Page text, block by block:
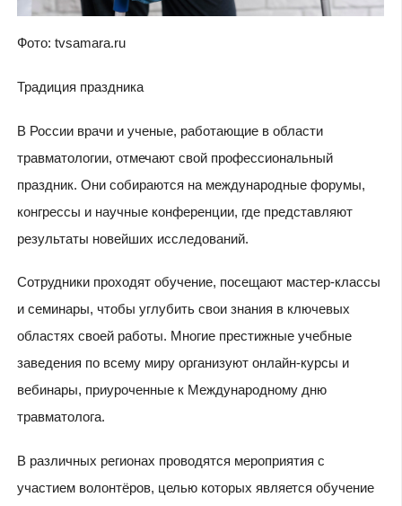
Фото: tvsamara.ru
Традиция праздника
В России врачи и ученые, работающие в области
травматологии, отмечают свой профессиональный
праздник. Они собираются на международные форумы,
конгрессы и научные конференции, где представляют
результаты новейших исследований.
Сотрудники проходят обучение, посещают мастер-классы
и семинары, чтобы углубить свои знания в ключевых
областях своей работы. Многие престижные учебные
заведения по всему миру организуют онлайн-курсы и
вебинары, приуроченные к Международному дню
травматолога.
В различных регионах проводятся мероприятия с
участием волонтёров, целью которых является обучение